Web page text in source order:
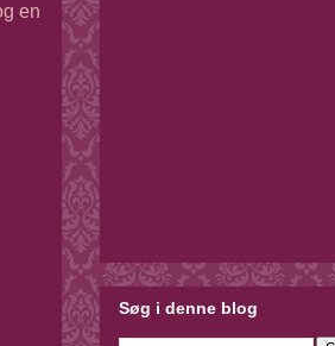
en
Søg i denne blog